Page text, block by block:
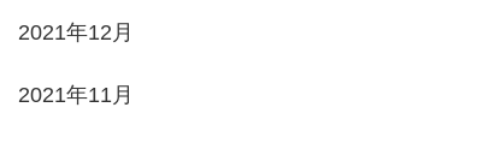
2021年12月
2021年11月